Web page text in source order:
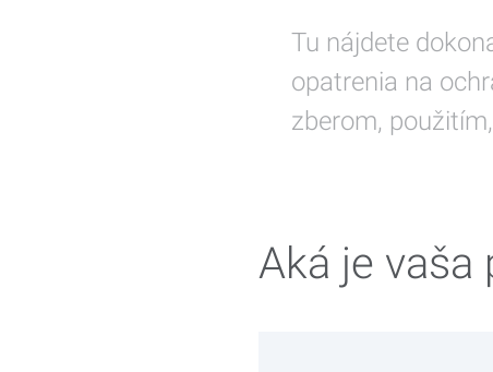
Tu nájdete
opatrenia na
zberom,
Aká je vaša